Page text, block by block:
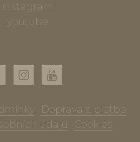
instagram
youtube
Doprava a platba
údajů
Cookies